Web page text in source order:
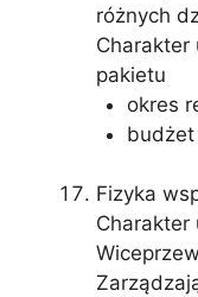
różnych
Charakter
pakietu
okres
budżet
Fizyka
Charakter